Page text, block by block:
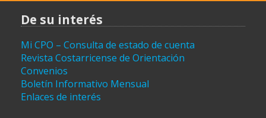
De su interés
Mi CPO – Consulta de estado de cuenta
Revista Costarricense de Orientación
Convenios
Boletín Informativo Mensual
Enlaces de interés